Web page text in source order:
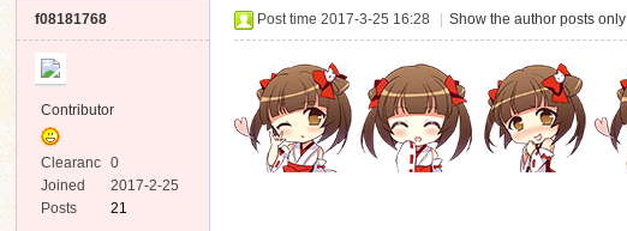
f08181768
Contributor
Clearanc
e
0
Joined
2017-2-25
Posts
21
Post time 2017-3-25 16:28 Show the author posts only